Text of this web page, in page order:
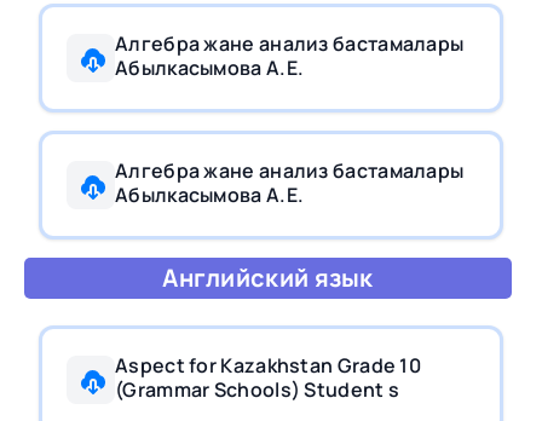
Алгебра жане анализ бастамалары
Абылкасымова А.Е.
Алгебра жане анализ бастамалары
Абылкасымова А.Е.
Английский язык
Aspect for Kazakhstan Grade 10
(Grammar Schools) Student s